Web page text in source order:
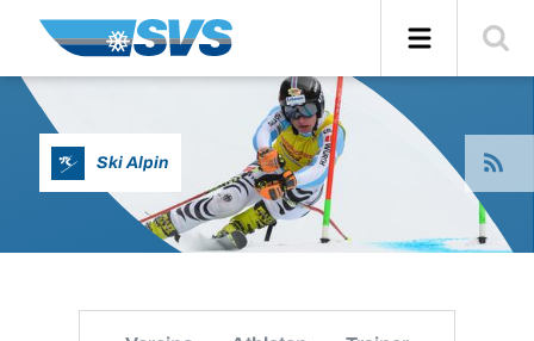
Inhalt
Ski Alpin
per
RSS